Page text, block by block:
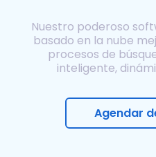
Nuestro poderoso
basado en la nube
procesos de
inteligente,
Agendar